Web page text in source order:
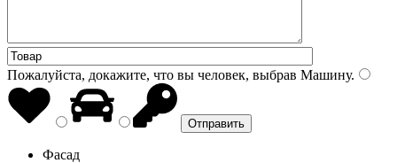
Пожалуйста, докажите, что вы человек, выбрав Машину.
Фасад